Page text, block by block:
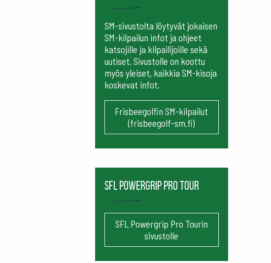
SM-sivustolta löytyvät jokaisen
SM-kilpailun infot ja ohjeet
katsojille ja kilpailijoille sekä
uutiset. Sivustolle on koottu
myös yleiset, kaikkia SM-kisoja
koskevat infot.
Frisbeegolfin SM-kilpailut
(frisbeegolf-sm.fi)
SFL Powergrip Pro Tour
SFL Powergrip Pro Tourin
sivustolle